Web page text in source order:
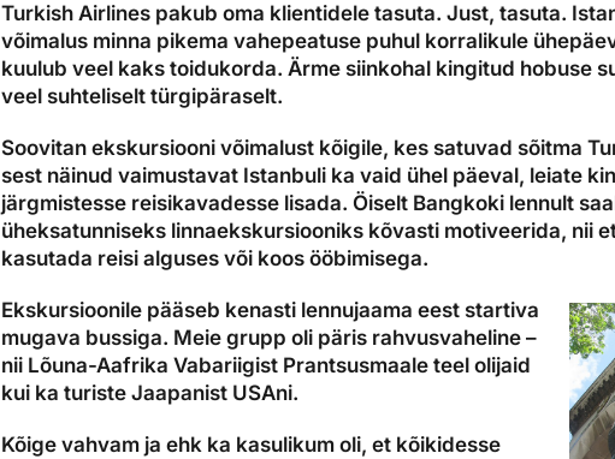
Turkish Airlines pakub oma klientidele tasuta. Just, tasuta.
võimalus minna pikema vahepeatuse puhul korralikule
kuulub veel kaks toidukorda. Ärme siinkohal kingitud hobuse
veel suhteliselt türgipäraselt.
Soovitan ekskursiooni võimalust kõigile, kes satuvad sõitma
sest näinud vaimustavat Istanbuli ka vaid ühel päeval, leiate
järgmistesse reisikavadesse lisada. Öiselt Bangkoki lennult
üheksatunniseks linnaekskursiooniks kõvasti motiveerida, nii
kasutada reisi alguses või koos ööbimisega.
Ekskursioonile pääseb kenasti lennujaama eest startiva
mugava bussiga. Meie grupp oli päris rahvusvaheline –
nii Lõuna-Aafrika Vabariigist Prantsusmaale teel olijaid
kui ka turiste Jaapanist USAni.
Kõige vahvam ja ehk ka kasulikum oli, et kõikidesse